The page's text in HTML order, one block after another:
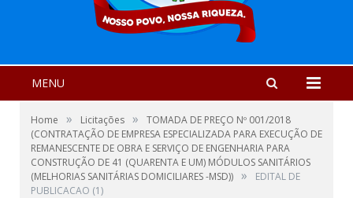
MENU
Home » Licitações »
TOMADA DE PREÇO Nº 001/2018
(CONTRATAÇÃO DE EMPRESA ESPECIALIZADA PARA EXECUÇÃO DE
REMANESCENTE DE OBRA E SERVIÇO DE ENGENHARIA PARA
CONSTRUÇÃO DE 41 (QUARENTA E UM) MÓDULOS SANITÁRIOS
(MELHORIAS SANITÁRIAS DOMICILIARES -MSD)) »
EDITAL DE
PUBLICACAO (1)